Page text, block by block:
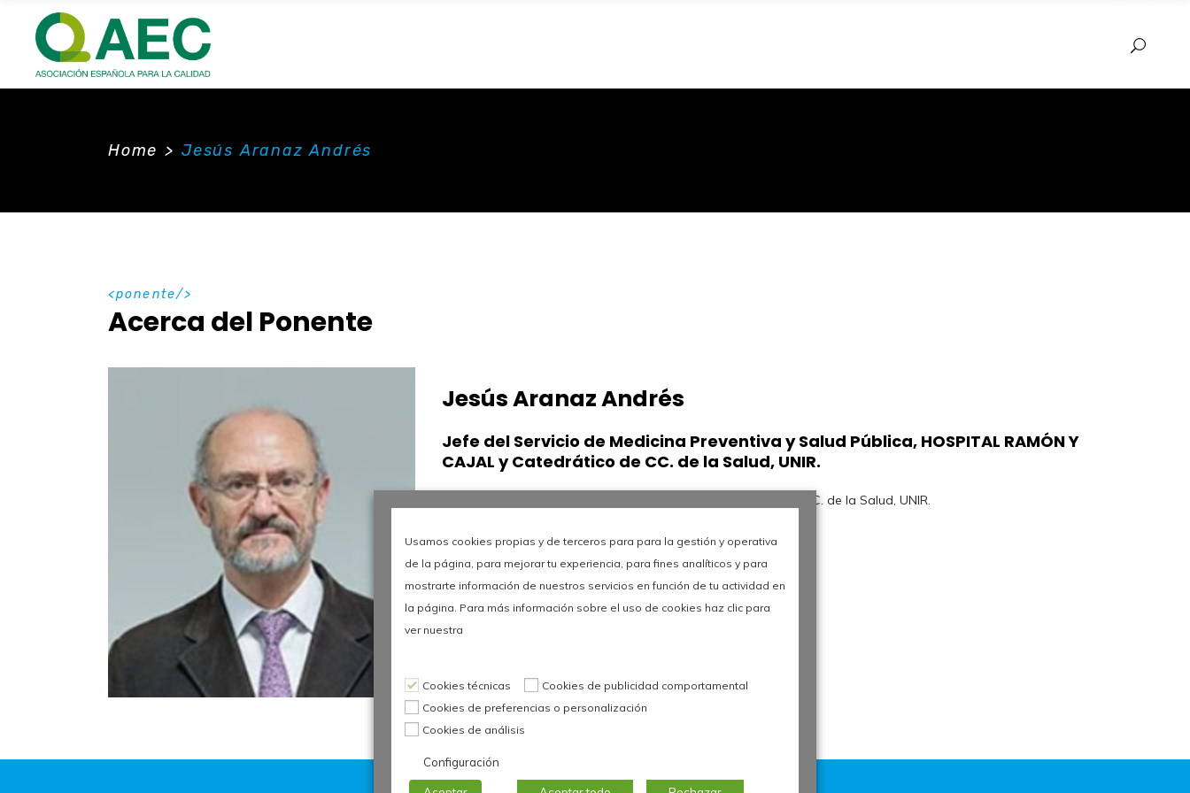
Home > Jesús Aranaz Andrés
ponente
Acerca del Ponente
Jesús Aranaz Andrés
Jefe del Servicio de Medicina Preventiva y Salud Pública, HOSPITAL RAMÓN Y
CAJAL y Catedrático de CC. de la Salud, UNIR.
de CC. de la Salud, UNIR.
Usamos cookies propias y de terceros para para la gestión y operativa
de la página, para mejorar tu experiencia, para fines analíticos y para
mostrarte información de nuestros servicios en función de tu actividad en
la página. Para más información sobre el uso de cookies haz clic para
ver nuestra
Cookies técnicas
Cookies de publicidad comportamental
Cookies de preferencias o personalización
Cookies de análisis
Configuración